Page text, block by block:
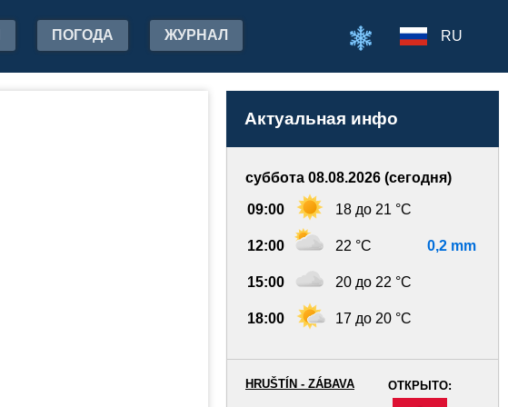
ПОГОДА ЖУРНАЛ RU
Актуальная инфо
суббота 08.08.2026 (сегодня)
09:00 18 до 21 °C
12:00 22 °C 0,2 mm
15:00 20 до 22 °C
18:00 17 до 20 °C
ОТКРЫТО:
HRUŠTÍN - ZÁBAVA